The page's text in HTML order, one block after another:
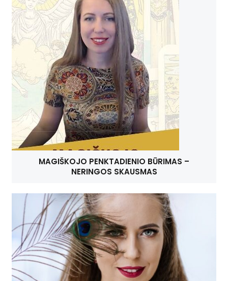
MAGIŠKOJO PENKTADIENIO BŪRIMAS –
NERINGOS SKAUSMAS